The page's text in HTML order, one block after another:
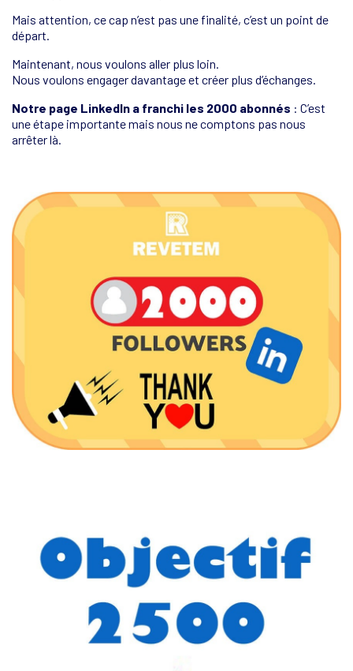
Mais attention, ce cap n’est pas une finalité, c’est un point de
départ.
Maintenant, nous voulons aller plus loin.
Nous voulons engager davantage et créer plus d’échanges.
Notre page LinkedIn a franchi les 2000 abonnés : C’est
une étape importante mais nous ne comptons pas nous
arrêter là.